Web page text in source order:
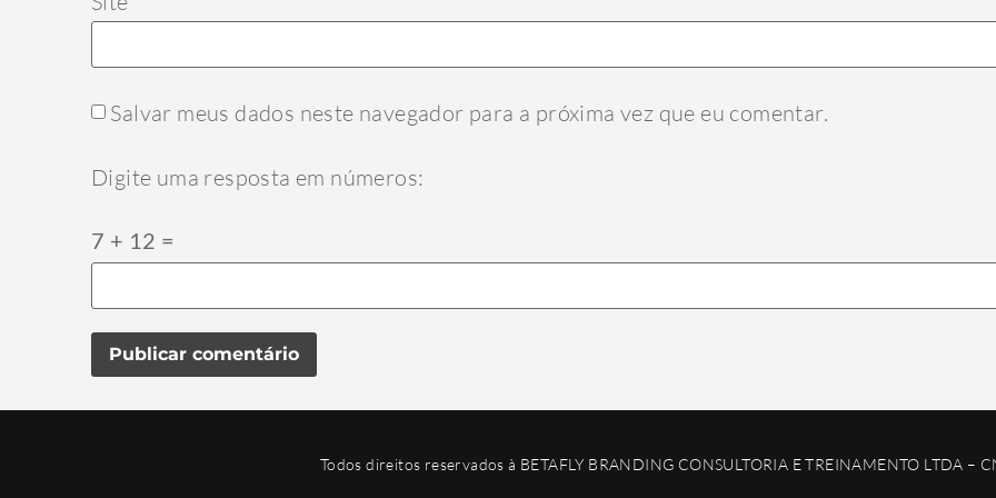
Salvar meus dados neste navegador para a próxima vez que eu comentar.
Digite uma resposta em números:
7 + 12 =
Todos direitos reservados à BETAFLY BRANDING CONSULTORIA E TREINAMENTO LTDA –